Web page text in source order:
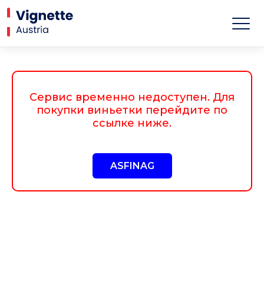
Сервис временно недоступен. Для
покупки виньетки перейдите по
ссылке ниже.
ASFINAG